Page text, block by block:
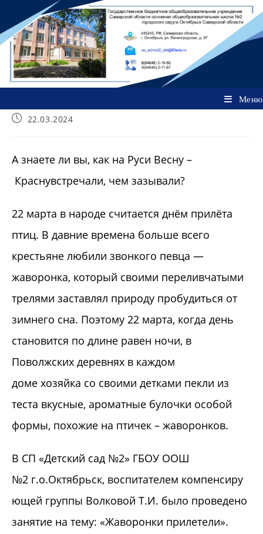
содержимому
Меню
Запись22.03.2024
А знаете ли вы, как на Руси Весну –
Краснувстречали, чем зазывали?
22 марта в народе считается днём прилёта
птиц. В давние времена больше всего
крестьяне любили звонкого певца —
жаворонка, который своими переливчатыми
трелями заставлял природу пробудиться от
зимнего сна. Поэтому 22 марта, когда день
становится по длине равен ночи, в
Поволжских деревнях в каждом
доме хозяйка со своими детками пекли из
теста вкусные, ароматные булочки особой
формы, похожие на птичек – жаворонков.
В СП «Детский сад №2» ГБОУ ООШ
№2 г.о.Октябрьск, воспитателем компенсиру
ющей группы Волковой Т.И. было проведено
занятие на тему: «Жаворонки прилетели».